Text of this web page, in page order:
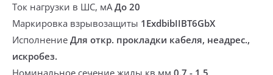
Ток нагрузки в ШС, мАДо 20
Маркировка взрывозащиты 1ExdbibIIBT6GbХ
Исполнение Для откр. прокладки кабеля, неадрес.,
искробез.
Номинальное сечение жилы,кв.мм 0,7 - 1,5